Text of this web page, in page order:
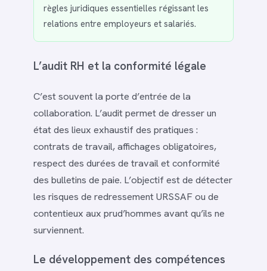
règles juridiques essentielles régissant les
relations entre employeurs et salariés.
L’audit RH et la conformité légale
C’est souvent la porte d’entrée de la
collaboration. L’audit permet de dresser un
état des lieux exhaustif des pratiques :
contrats de travail, affichages obligatoires,
respect des durées de travail et conformité
des bulletins de paie. L’objectif est de détecter
les risques de redressement URSSAF ou de
contentieux aux prud’hommes avant qu’ils ne
surviennent.
Le développement des compétences